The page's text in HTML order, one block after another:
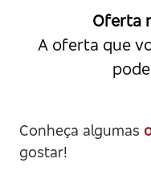
Oferta
A oferta que
Conheça algumas
gostar!